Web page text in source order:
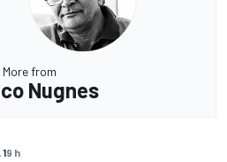
More from
Nugnes
9 h